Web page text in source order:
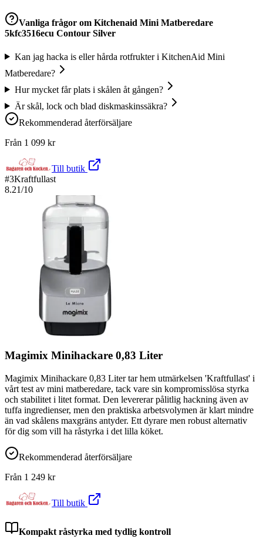
Vanliga frågor om Kitchenaid Mini Matberedare
5kfc3516ecu Contour Silver
Kan jag hacka is eller hårda rotfrukter i KitchenAid Mini
Matberedare?
Hur mycket får plats i skålen åt gången?
Är skål, lock och blad diskmaskinssäkra?
Rekommenderad återförsäljare
Från 1 099 kr
Till butik
#3Kraftfullast
8.21/10
Magimix Minihackare 0,83 Liter
Magimix Minihackare 0,83 Liter tar hem utmärkelsen 'Kraftfullast' i
vårt test av mini matberedare, tack vare sin kompromisslösa styrka
och stabilitet i litet format. Den levererar pålitlig hackning även av
tuffa ingredienser, men den praktiska arbetsvolymen är klart mindre
än vad skålens maxgräns antyder. Ett dyrare men robust alternativ
för dig som vill ha råstyrka i det lilla köket.
Rekommenderad återförsäljare
Från 1 249 kr
Till butik
Kompakt råstyrka med tydlig kontroll